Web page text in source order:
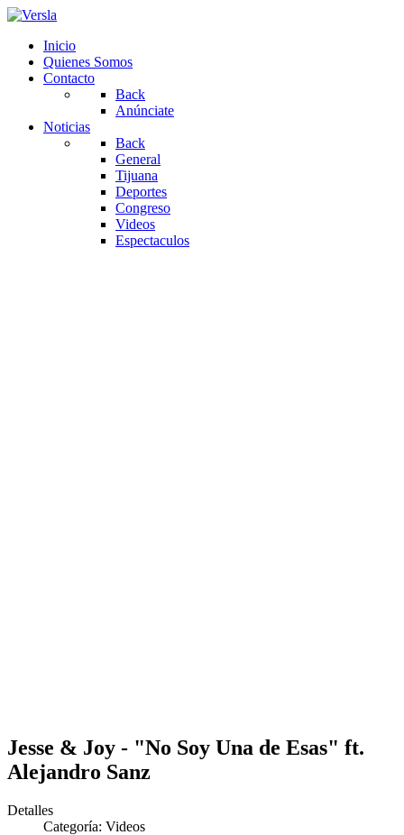
Inicio
Quienes Somos
Contacto
Back
Anúnciate
Noticias
Back
General
Tijuana
Deportes
Congreso
Videos
Espectaculos
Jesse & Joy - "No Soy Una de Esas" ft.
Alejandro Sanz
Detalles
Categoría: Videos